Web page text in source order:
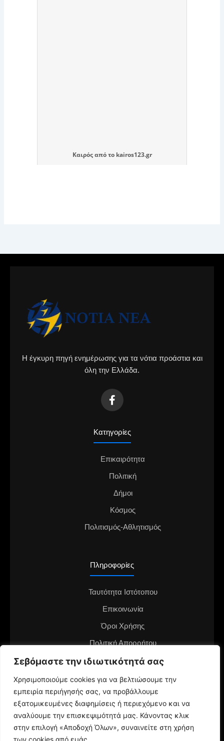
Σεβόμαστε την ιδιωτικότητά σας
Χρησιμοποιούμε cookies για να βελτιώσουμε την
εμπειρία περιήγησής σας, να προβάλλουμε
εξατομικευμένες διαφημίσεις ή περιεχόμενο και να
αναλύουμε την επισκεψιμότητά μας. Κάνοντας κλικ
στην επιλογή «Αποδοχή Όλων», συναινείτε στη χρήση
των cookies από εμάς.
Καιρόςαπό το kairos123.gr
Η έγκυρη πηγή ενημέρωσης για τα νότια προάστια και
όλη την Ελλάδα.
Κατηγορίες
Επικαιρότητα
Πολιτική
Δήμοι
Κόσμος
Πολιτισμός-Αθλητισμός
Πληροφορίες
Ταυτότητα Ιστότοπου
Επικοινωνία
Όροι Χρήσης
Πολιτική Απορρήτου
Διαφημιστείτε στο notianea.gr
Γίνε ο ανταποκριτής στην περιοχή σου